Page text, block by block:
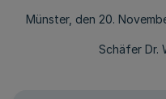
Münster, den 20.
Schäfer Dr.